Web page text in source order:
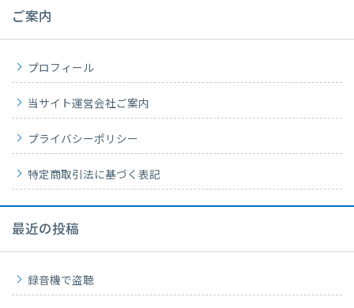
ご案内
プロフィール
当サイト運営会社ご案内
プライバシーポリシー
特定商取引法に基づく表記
最近の投稿
録音機で盗聴